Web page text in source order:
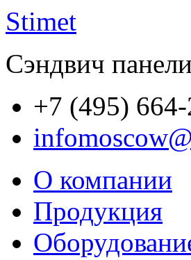
Stimet
Сэндвич
+7 (495)
О компании
Продукция